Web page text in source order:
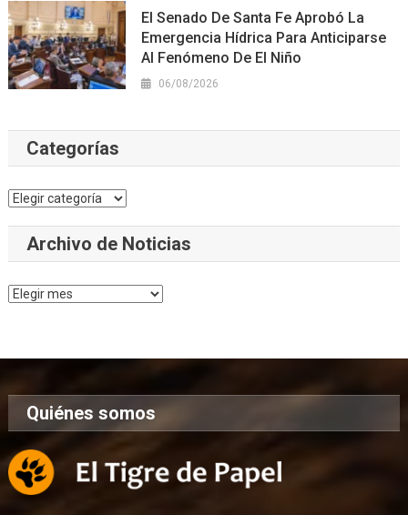
El Senado De Santa Fe Aprobó La
Emergencia Hídrica Para Anticiparse
Al Fenómeno De El Niño
06/08/2026
Categorías
Categorías
Archivo de Noticias
Archivo
Quiénes somos